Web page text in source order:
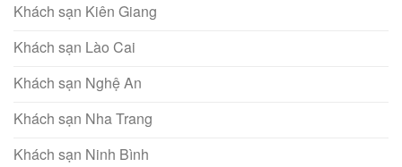
Khách sạn Kiên Giang
Khách sạn Lào Cai
Khách sạn Nghệ An
Khách sạn Nha Trang
Khách sạn Ninh Bình